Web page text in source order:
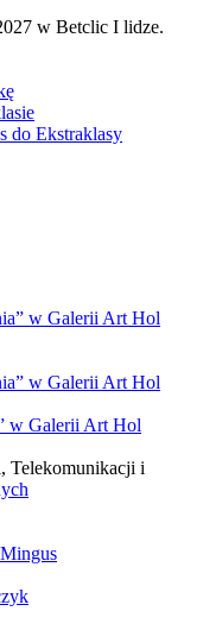
w Betclic I lidze.
do Ekstraklasy
w Galerii Art Hol
Telekomunikacji i